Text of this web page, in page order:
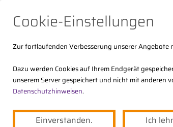
Cookie-Einstellungen
Zur fortlaufenden Verbesserung unserer Angebote
Dazu werden Cookies auf Ihrem Endgerät
unserem Server gespeichert und nicht mit anderen
Datenschutzhinweisen.
Einverstanden. Ich
Der DStV Themen